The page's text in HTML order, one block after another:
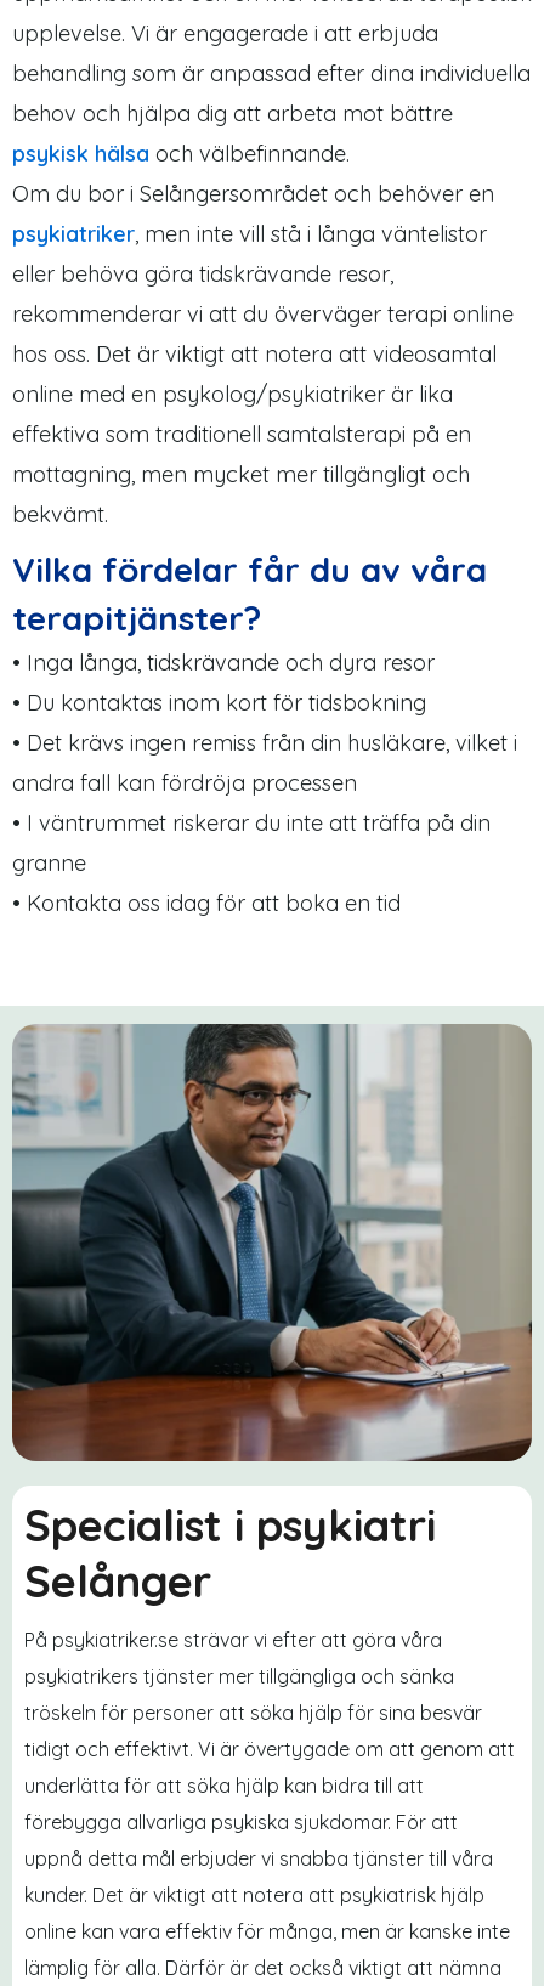
upplevelse. Vi är engagerade i att erbjuda
behandling som är anpassad efter dina individuella
behov och hjälpa dig att arbeta mot bättre
psykisk hälsa och välbefinnande.
Om du bor i Selångersområdet och behöver en
psykiatriker, men inte vill stå i långa väntelistor
eller behöva göra tidskrävande resor,
rekommenderar vi att du överväger terapi online
hos oss. Det är viktigt att notera att videosamtal
online med en psykolog/psykiatriker är lika
effektiva som traditionell samtalsterapi på en
mottagning, men mycket mer tillgängligt och
bekvämt.
Vilka fördelar får du av våra
terapitjänster?
• Inga långa, tidskrävande och dyra resor
• Du kontaktas inom kort för tidsbokning
• Det krävs ingen remiss från din husläkare, vilket i
andra fall kan fördröja processen
• I väntrummet riskerar du inte att träffa på din
granne
• Kontakta oss idag för att boka en tid
Specialist i psykiatri
Selånger
På psykiatriker.se strävar vi efter att göra våra
psykiatrikers tjänster mer tillgängliga och sänka
tröskeln för personer att söka hjälp för sina besvär
tidigt och effektivt. Vi är övertygade om att genom att
underlätta för att söka hjälp kan bidra till att
förebygga allvarliga psykiska sjukdomar. För att
uppnå detta mål erbjuder vi snabba tjänster till våra
kunder. Det är viktigt att notera att psykiatrisk hjälp
online kan vara effektiv för många, men är kanske inte
lämplig för alla. Därför är det också viktigt att nämna